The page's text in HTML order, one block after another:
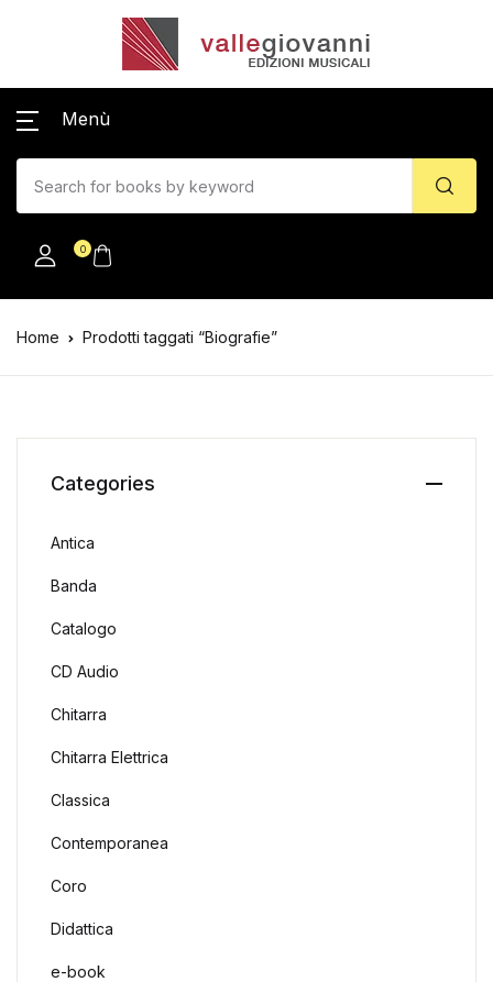
Menù
0
Home Prodotti taggati “Biografie”
Categories
Antica
Banda
Catalogo
CD Audio
Chitarra
Chitarra Elettrica
Classica
Contemporanea
Coro
Didattica
e-book